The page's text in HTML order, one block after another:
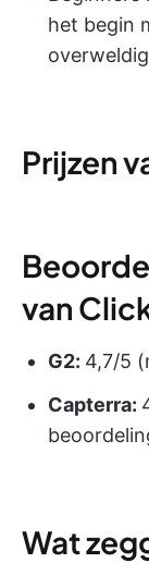
het begin
Prijzen
van
G2: 4,7/5
Capterra:
Wat